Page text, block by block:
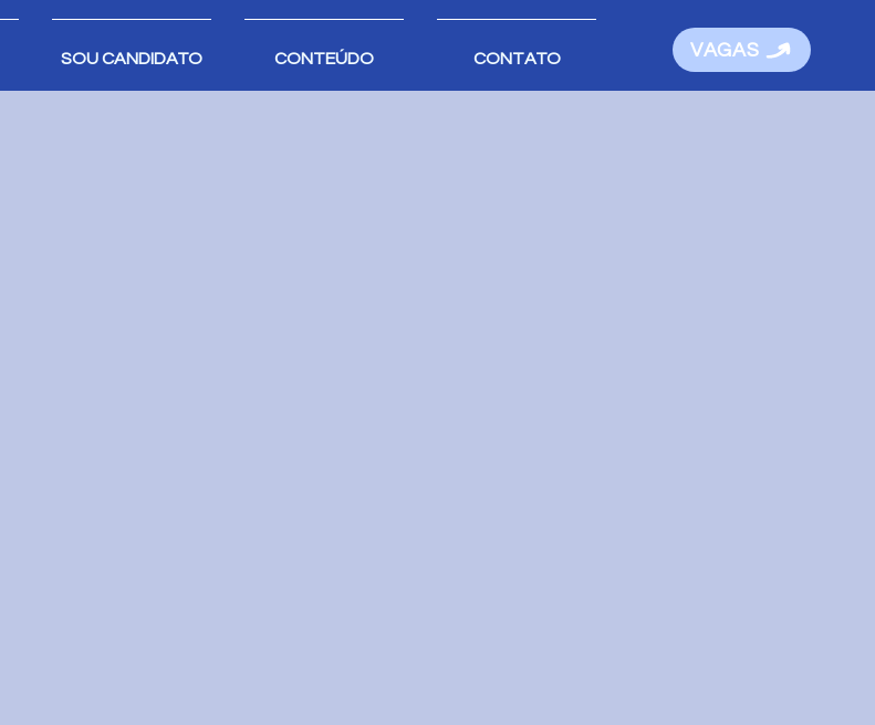
SOU CANDIDATO CONTEÚDO CONTATO VAGAS